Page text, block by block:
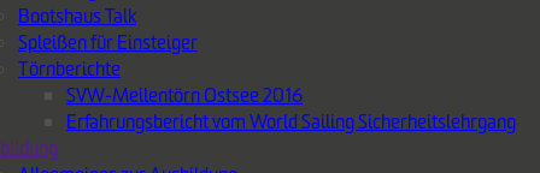
Bootshaus Talk
Spleißen für Einsteiger
Törnberichte
SVW-Meilentörn Ostsee 2016
Erfahrungsbericht vom World Sailing Sicherheitslehrgang